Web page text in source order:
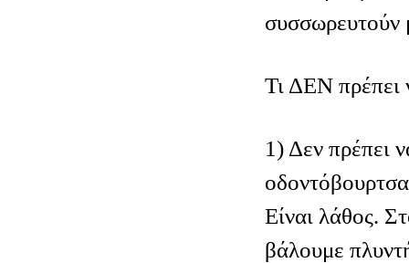
συσσωρευτούν
Τι ΔΕΝ πρέπει
1) Δεν πρέπει
Είναι λάθος.
βάλουμε